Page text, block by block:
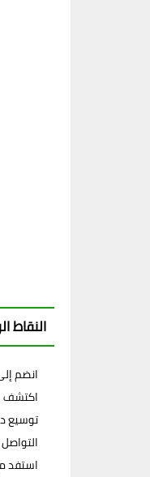
النقاط
انضم
اكتشف
توسيع
استفد